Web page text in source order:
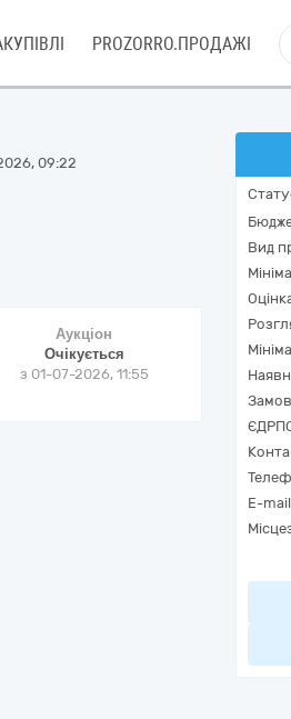
PROZORRO.ПРОДАЖІ
09:22
Аукціон
Очікується
з 01-07-2026, 11:55
Вид
E-